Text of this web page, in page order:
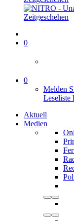
0
0
Melden
Leseliste
Aktuell
Medien